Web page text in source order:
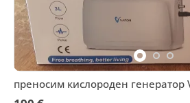
преносим кислороден генератор